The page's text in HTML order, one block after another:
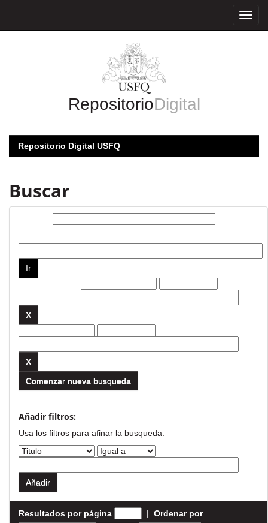
RepositorioDigital
Repositorio Digital USFQ
Buscar
Comenzar nueva busqueda
Añadir filtros:
Usa los filtros para afinar la busqueda.
Resultados por página | Ordenar por